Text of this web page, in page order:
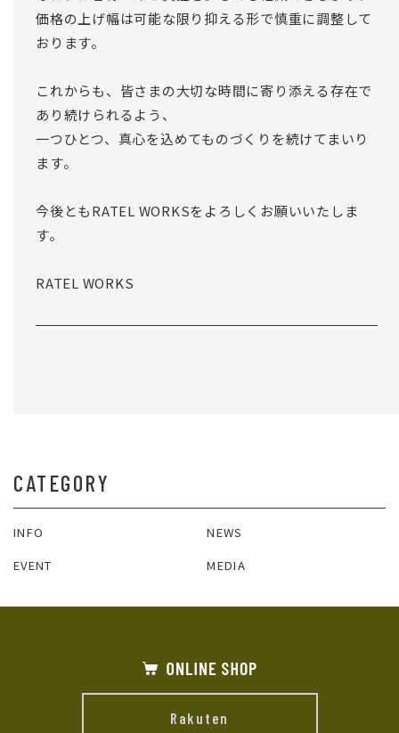
価格の上げ幅は可能な限り抑える形で慎重に調整して
おります。
これからも、皆さまの大切な時間に寄り添える存在で
あり続けられるよう、
一つひとつ、真心を込めてものづくりを続けてまいり
ます。
今後ともRATEL WORKSをよろしくお願いいたしま
す。
RATEL WORKS
CATEGORY
INFO
NEWS
EVENT
MEDIA
Rakuten